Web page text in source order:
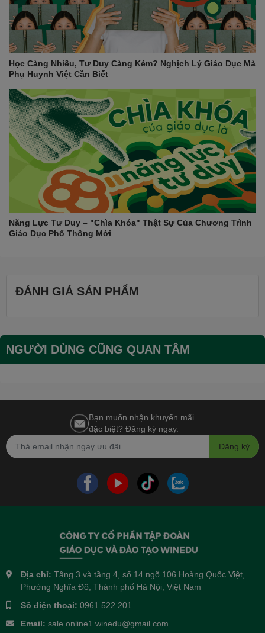
Học Càng Nhiều, Tư Duy Càng Kém? Nghịch Lý Giáo Dục Mà
Phụ Huynh Việt Cần Biết
Năng Lực Tư Duy – "Chìa Khóa" Thật Sự Của Chương Trình
Giáo Dục Phổ Thông Mới
ĐÁNH GIÁ SẢN PHẨM
NGƯỜI DÙNG CŨNG QUAN TÂM
Bạn muốn nhận khuyến mãi
đặc biệt? Đăng ký ngay.
Đăng ký
Địa chỉ: Tầng 3 và tầng 4, số 14 ngõ 106 Hoàng Quốc Việt,
Phường Nghĩa Đô, Thành phố Hà Nội, Việt Nam
Số điện thoại: 0961.522.201
Email: sale.online1.winedu@gmail.com